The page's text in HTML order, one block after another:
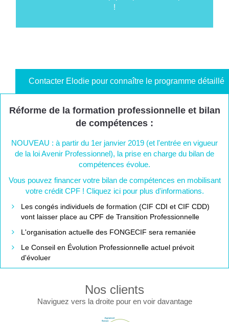
!
Contacter Elodie pour connaître le programme détaillé
Réforme de la formation professionnelle et bilan
de compétences :
NOUVEAU : à partir du 1er janvier 2019 (et l'entrée en vigueur
de la loi Avenir Professionnel), la prise en charge du bilan de
compétences évolue.
Vous pouvez financer votre bilan de compétences en mobilisant
votre crédit CPF ! Cliquez ici pour plus d'informations.
Les congés individuels de formation (CIF CDI et CIF CDD)
vont laisser place au CPF de Transition Professionnelle
L'organisation actuelle des FONGECIF sera remaniée
Le Conseil en Évolution Professionnelle actuel prévoit
d'évoluer
Nos clients
Naviguez vers la droite pour en voir davantage